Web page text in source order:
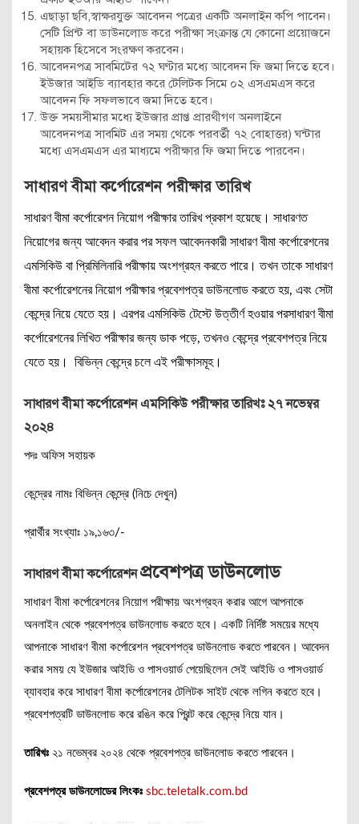
এছাড়া ছবি,স্বাক্ষরযুক্ত আবেদন পত্রের একটি অনলাইন কপি পাবেন।
সেটি প্রিন্ট বা ডাউনলোড করে পরীক্ষা সংক্রান্ত যে কোনো প্রয়োজনে
সহায়ক হিসেবে সংরক্ষণ করবেন।
আবেদনপত্র সাবমিটের ৭২ ঘণ্টার মধ্যে আবেদন ফি জমা দিতে হবে।
ইউজার আইডি ব্যাবহার করে টেলিটক সিমে ০২ এসএমএস করে
আবেদন ফি সফলভাবে জমা দিতে হবে।
উক্ত সময়সীমার মধ্যে ইউজার প্রাপ্ত প্রারথীগণ অনলাইনে
আবেদনপত্র সাবমিট এর সময় থেকে পরবর্তী ৭২ বোহাত্তর) ঘন্টার
মধ্যে এসএমএস এর মাধ্যমে পরীক্ষার ফি জমা দিতে পারবেন।
সাধারণ বীমা কর্পোরেশন পরীক্ষার তারিখ
সাধারণ বীমা কর্পোরেশন নিয়োগ পরীক্ষার তারিখ প্রকাশ হয়েছে। সাধারণত
নিয়োগের জন্য আবেদন করার পর সফল আবেদনকারী সাধারণ বীমা কর্পোরেশনের
এমসিকিউ বা প্রিমিলিনারি পরীক্ষায় অংশগ্রহন করতে পারে। তখন তাকে সাধারণ
বীমা কর্পোরেশনের নিয়োগ পরীক্ষার প্রবেশপত্র ডাউনলোড করতে হয়, এবং সেটা
কেন্দ্রে নিয়ে যেতে হয়। এরপর এমসিকিউ টেস্টে উত্তীর্ণ হওয়ার পরসাধারণ বীমা
কর্পোরেশনের লিখিত পরীক্ষার জন্য ডাক পড়ে, তখনও কেন্দ্রে প্রবেশপত্র নিয়ে
যেতে হয়। বিভিন্ন কেন্দ্রে চলে এই পরীক্ষাসমূহ।
সাধারণ বীমা কর্পোরেশন এমসিকিউ পরীক্ষার তারিখঃ ২৭ নভেম্বর
২০২৪
পদঃ অফিস সহায়ক
কেন্দ্রের নামঃ বিভিন্ন কেন্দ্রে (নিচে দেখুন)
প্রার্থীর সংখ্যাঃ ১৯,১৬৩/-
সাধারণ বীমা কর্পোরেশনপ্রবেশপত্র ডাউনলোড
সাধারণ বীমা কর্পোরেশনের নিয়োগ পরীক্ষায় অংশগ্রহন করার আগে আপনাকে
অনলাইন থেকে প্রবেশপত্র ডাউনলোড করতে হবে। একটি নির্দিষ্ট সময়ের মধ্যে
আপনাকে সাধারণ বীমা কর্পোরেশন প্রবেশপত্র ডাউনলোড করতে পারবেন। আবেদন
করার সময় যে ইউজার আইডি ও পাসওয়ার্ড পেয়েছিলেন সেই আইডি ও পাসওয়ার্ড
ব্যাবহার করে সাধারণ বীমা কর্পোরেশনের টেলিটক সাইট থেকে লগিন করতে হবে।
প্রবেশপত্রটি ডাউনলোড করে রঙিন করে প্রিন্ট করে কেন্দ্রে নিয়ে যান।
তারিখঃ ২১ নভেম্বর ২০২৪ থেকে প্রবেশপত্র ডাউনলোড করতে পারবেন।
প্রবেশপত্র ডাউনলোডের লিংকঃ sbc.teletalk.com.bd